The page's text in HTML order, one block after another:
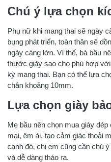
Chú ý lựa chọn
Phụ nữ khi mang thai sẽ ngày
bụng phát triển, toàn thân sẽ
ngày càng lớn. Vì thế, bà bầu
thước giày sao cho phù hợp
kỳ mang thai. Bạn có thể lựa
chân khoảng 10mm.
Lựa chọn giày
Mẹ bầu nên chọn mua giày
mại, êm ái, tạo cảm giác thoải
cạnh đó, chị em cũng cần chú
và dễ dàng tháo ra.